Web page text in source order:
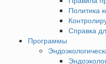
Политика
Справка
Программы
Телевизор с
Кабельные каналы
Электрический
Ковровое покрытие
Шкаф или гардероб
Гладильные